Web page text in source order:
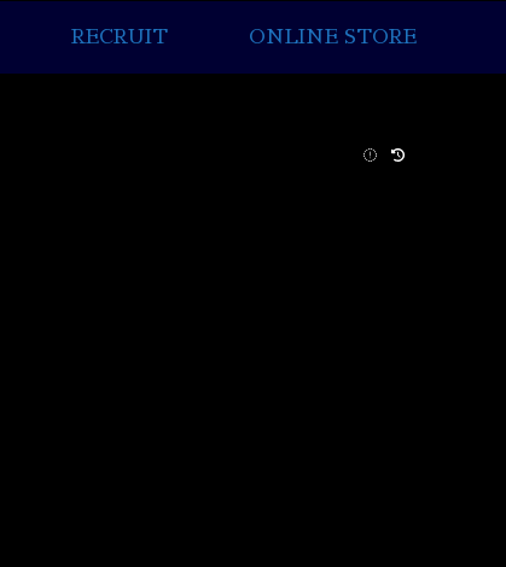
RECRUIT ONLINE STORE